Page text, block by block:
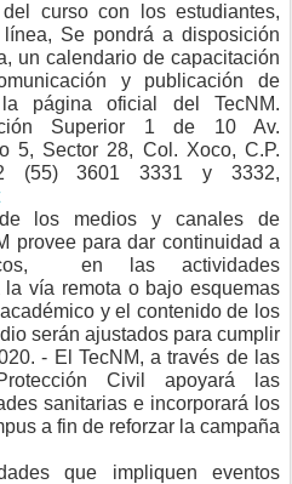
curso con los estudiantes,
Se pondrá a disposición
un calendario de capacitación
y publicación de
página oficial del TecNM.
Superior 1 de 10 Av.
5, Sector 28, Col. Xoco, C.P.
(55) 3601 3331 y 3332,
los medios y canales de
provee para dar continuidad a
en las actividades
vía remota o bajo esquemas
y el contenido de los
serán ajustados para cumplir
- El TecNM, a través de las
Civil apoyará las
sanitarias e incorporará los
a fin de reforzar la campaña
que impliquen eventos